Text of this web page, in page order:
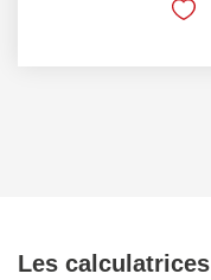
Les calculatrices